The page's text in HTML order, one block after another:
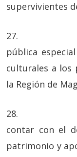
supervivientes
27.
pública
culturales a los
la Región de
28. Los
contar con el
patrimonio y